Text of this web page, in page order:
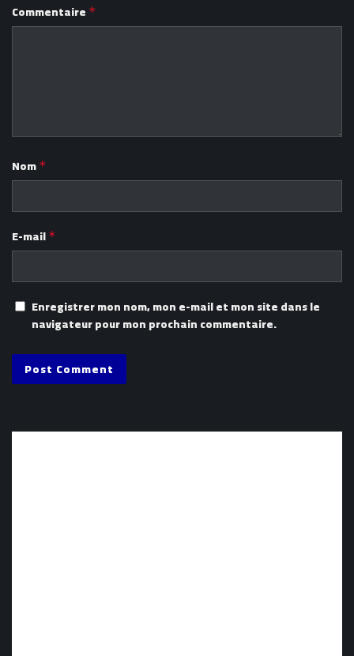
Commentaire *
Nom *
E-mail *
Enregistrer mon nom, mon e-mail et mon site dans le
navigateur pour mon prochain commentaire.